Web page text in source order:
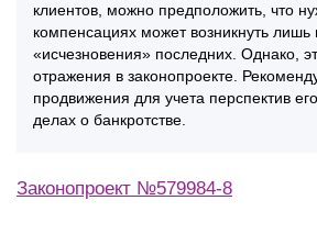
клиентов, можно предположить, что
компенсациях может возникнуть лишь
«исчезновения» последних. Однако,
отражения в законопроекте.
продвижения для учета перспектив
делах о банкротстве.
Законопроект №579984-8